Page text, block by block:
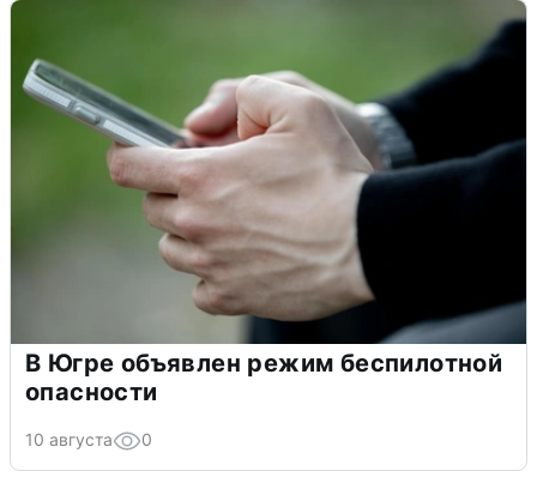
В Югре объявлен режим беспилотной
опасности
10 августа 0